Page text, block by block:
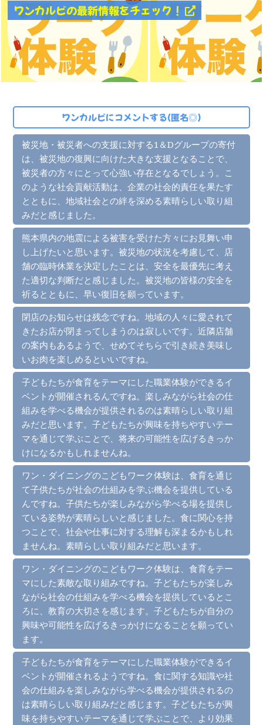
ワンカルビの最新情報をチェック！
ワンカルビにコメントする(匿名◎)
被災地・被災者への支援に対する1＆Dグループの寄付
は、被災地の復興に向けた大きな支援となることで、
被災者の方々にとって心強い存在となるでしょう。こ
のような社会貢献活動は、企業の社会的責任を果たす
とともに、地域社会との絆を深める素晴らしい取り組
みだと感じました。
熊本県内の地震による被害を受けた方々にお見舞い申
し上げたいと思います。被災地の状況を考慮して、店
舗の臨時休業を決定したことは、安全を最優先に考え
た適切な判断だと感じました。被災地の皆様の安全を
祈るとともに、早い復旧を願っています。
閉店のお知らせは残念ですね。地域の人々に愛されて
きたお店が閉まってしまうのは寂しいです。近隣店舗
の案内もあるようで、せめてそちらで引き続き美味し
いお肉を楽しめるといいですね。
子どもたちが食育をテーマにした職業体験ができるイ
ベントが開催されるんですね。楽しみながら社会の仕
組みを学べる機会が提供されるのは素晴らしい取り組
みだと思います。子どもたちが興味を持ちやすいテー
マを通じて学ぶことで、将来の可能性を広げるきっか
けになるかもしれませんね。
ワン・ダイニングのこどもワーク体験は、食育を通じ
て子供たちが社会の仕組みを学ぶ機会を提供している
んですね。子供たちが楽しみながら学べる場を提供し
ている姿勢が素晴らしいと感じました。食に関心を持
つことで、社会や仕事に対する理解も深まるかもしれ
ませんね。素晴らしい取り組みだと思います。
ワン・ダイニングのこどもワーク体験は、食育をテー
マにした素敵な取り組みですね。子どもたちが楽しみ
ながら社会の仕組みを学べる機会を提供しているとこ
ろに、教育の大切さを感じます。子どもたちが自分の
興味や可能性を広げるきっかけになることを願ってい
ます。
子どもたちが食育をテーマにした職業体験ができるイ
ベントが開催されるようですね。食に関する知識や社
会の仕組みを楽しみながら学べる機会が提供されるの
は素晴らしい取り組みだと感じます。子どもたちが興
味を持ちやすいテーマを通じて学ぶことで、より効果